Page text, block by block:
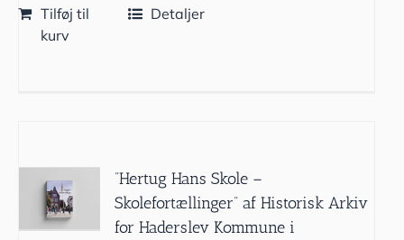
Tilføj til
kurv
Detaljer
”Hertug Hans Skole –
Skolefortællinger” af Historisk Arkiv
for Haderslev Kommune i